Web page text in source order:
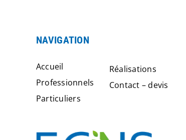
NAVIGATION
Accueil
Professionnels
Particuliers
Réalisations
Contact – devis